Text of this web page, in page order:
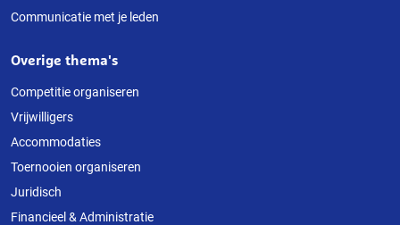
Communicatie met je leden
Overige thema's
Competitie organiseren
Vrijwilligers
Accommodaties
Toernooien organiseren
Juridisch
Financieel & Administratie